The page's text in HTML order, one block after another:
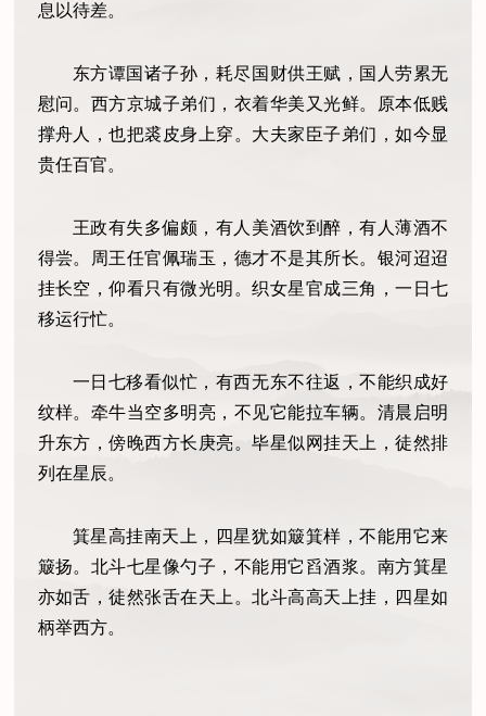
息以待差。
东方谭国诸子孙，耗尽国财供王赋，国人劳累无
慰问。西方京城子弟们，衣着华美又光鲜。原本低贱
撑舟人，也把裘皮身上穿。大夫家臣子弟们，如今显
贵任百官。
王政有失多偏颇，有人美酒饮到醉，有人薄酒不
得尝。周王任官佩瑞玉，德才不是其所长。银河迢迢
挂长空，仰看只有微光明。织女星官成三角，一日七
移运行忙。
一日七移看似忙，有西无东不往返，不能织成好
纹样。牵牛当空多明亮，不见它能拉车辆。清晨启明
升东方，傍晚西方长庚亮。毕星似网挂天上，徒然排
列在星辰。
箕星高挂南天上，四星犹如簸箕样，不能用它来
簸扬。北斗七星像勺子，不能用它舀酒浆。南方箕星
亦如舌，徒然张舌在天上。北斗高高天上挂，四星如
柄举西方。